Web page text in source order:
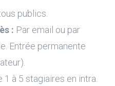
publics.
: Par email ou par
Entrée permanente
1 à 5 stagiaires en intra.